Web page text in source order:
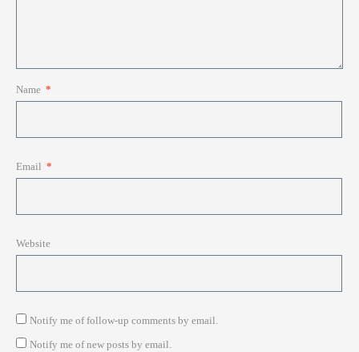
Name *
Email *
Website
Notify me of follow-up comments by email.
Notify me of new posts by email.